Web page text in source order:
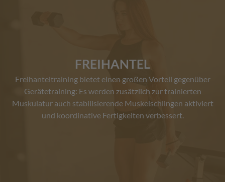
FREIHANTEL
Freihanteltraining bietet einen großen Vorteil gegenüber
Gerätetraining: Es werden zusätzlich zur trainierten
Muskulatur auch stabilisierende Muskelschlingen aktiviert
und koordinative Fertigkeiten verbessert.